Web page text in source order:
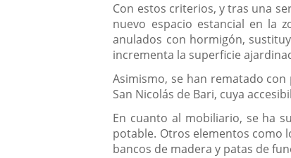
Con estos criterios, y tras una
nuevo espacio estancial en la
anulados con hormigón,
incrementa la superficie
Asimismo, se han rematado
San Nicolás de Bari, cuya
En cuanto al mobiliario, se ha
potable. Otros elementos como
bancos de madera y patas de